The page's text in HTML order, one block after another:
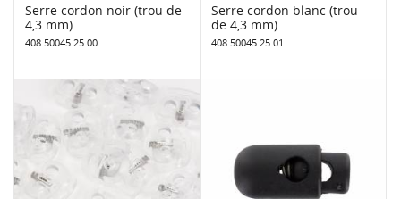
Serre cordon noir (trou de
4,3 mm)
408 50045 25 00
Serre cordon blanc (trou
de 4,3 mm)
408 50045 25 01